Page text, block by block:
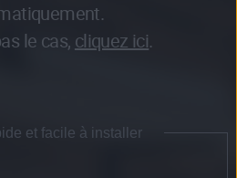
le cas, cliquez ici.
et facile à installer